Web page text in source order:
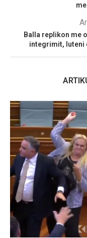
Balla replikon me
integrimit, luteni